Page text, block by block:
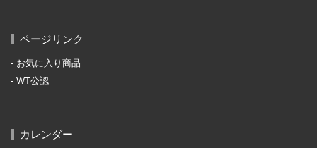
ページリンク
お気に入り商品
WT公認
カレンダー